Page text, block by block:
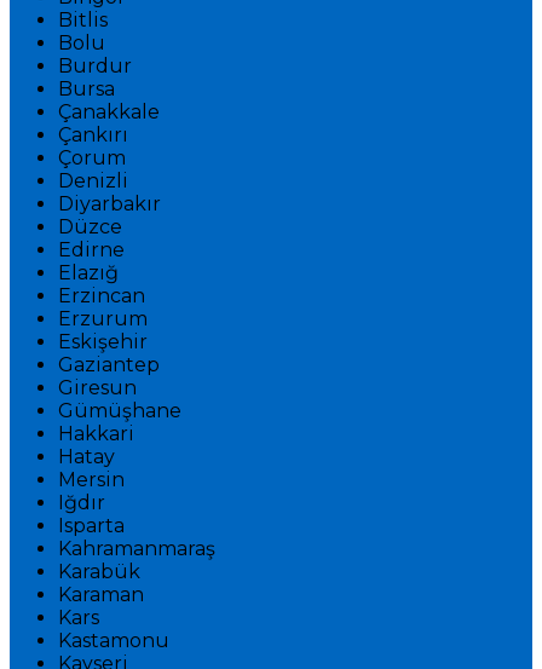
Bitlis
Bolu
Burdur
Bursa
Çanakkale
Çankırı
Çorum
Denizli
Diyarbakır
Düzce
Edirne
Elazığ
Erzincan
Erzurum
Eskişehir
Gaziantep
Giresun
Gümüşhane
Hakkari
Hatay
Mersin
Iğdır
Isparta
Kahramanmaraş
Karabük
Karaman
Kars
Kastamonu
Kayseri